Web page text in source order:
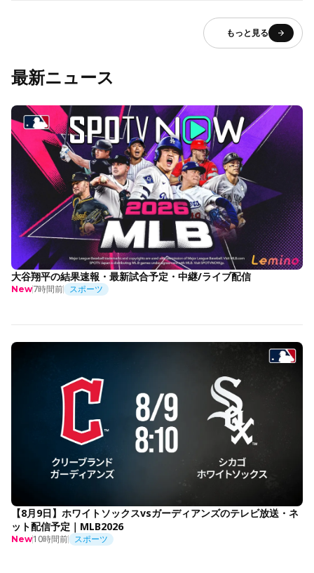
もっと見る
最新ニュース
大谷翔平の結果速報・最新試合予定・中継/ライブ配信
New7時間前 スポーツ
【8月9日】ホワイトソックスvsガーディアンズのテレビ放送・ネ
ット配信予定｜MLB2026
New10時間前 スポーツ